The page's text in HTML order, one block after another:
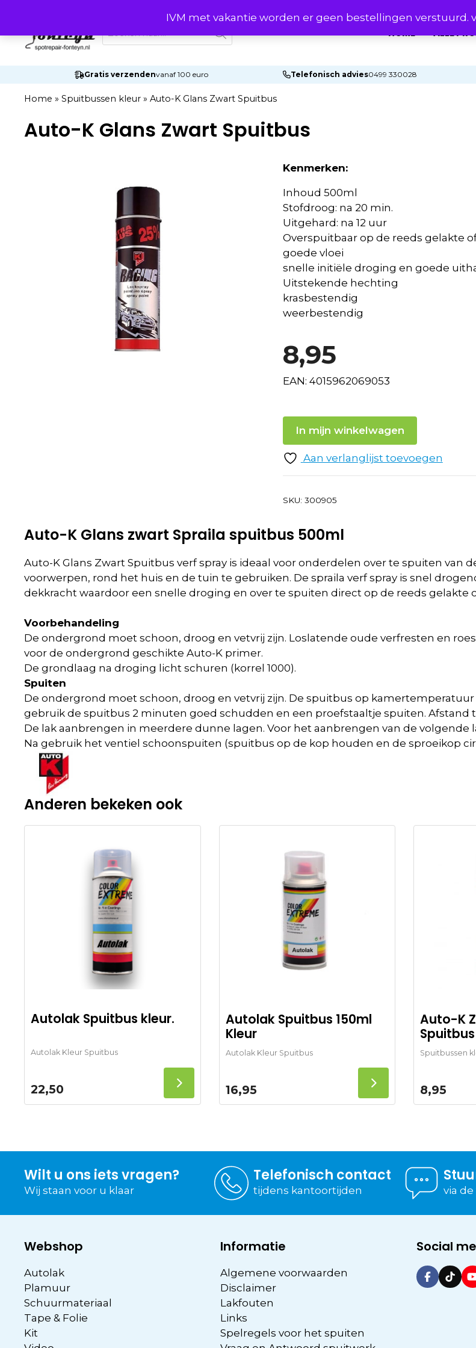
IVM met vakantie worden er geen bestellingen verstuurd.
de
inhoud
zoeken
HOME ALLE
Gratis verzendenvanaf 100 euro Telefonisch advies0499 330028
Home » Spuitbussen kleur » Auto-K Glans Zwart Spuitbus
Auto-K Glans Zwart Spuitbus
Kenmerken:
Inhoud 500ml
Stofdroog: na 20 min.
Uitgehard: na 12 uur
Overspuitbaar op de reeds gelakte
goede vloei
snelle initiële droging en goede
Uitstekende hechting
krasbestendig
weerbestendig
8,95
EAN: 4015962069053
In mijn winkelwagen
Aan verlanglijst toevoegen
SKU: 300905
Auto-K Glans zwart Spraila spuitbus 500ml
Auto-K Glans Zwart Spuitbus verf spray is ideaal voor onderdelen over te spuiten van
voorwerpen, rond het huis en de tuin te gebruiken. De spraila verf spray is snel
dekkracht waardoor een snelle droging en over te spuiten direct op de reeds gelakte
Voorbehandeling
De ondergrond moet schoon, droog en vetvrij zijn. Loslatende oude verfresten en
voor de ondergrond geschikte Auto-K primer.
De grondlaag na droging licht schuren (korrel 1000).
Spuiten
De ondergrond moet schoon, droog en vetvrij zijn. De spuitbus op
gebruik de spuitbus 2 minuten goed schudden en een proefstaaltje spuiten. Afstand
De lak aanbrengen in meerdere dunne lagen. Voor het aanbrengen van de volgende
Na gebruik het ventiel schoonspuiten (spuitbus op de kop houden en de sproeikop
Anderen bekeken ook
Autolak Spuitbus kleur.
Autolak Kleur Spuitbus
22,50
Autolak Spuitbus 150ml
Kleur
Autolak Kleur Spuitbus
16,95
Auto-K
Spuitbus
Spuitbussen
8,95
Wilt u ons iets vragen?
Wij staan voor u klaar
Telefonisch contact
tijdens kantoortijden via
Webshop
Autolak
Plamuur
Schuurmateriaal
Tape & Folie
Kit
Informatie
Algemene voorwaarden
Disclaimer
Lakfouten
Links
Spelregels voor het spuiten
Social